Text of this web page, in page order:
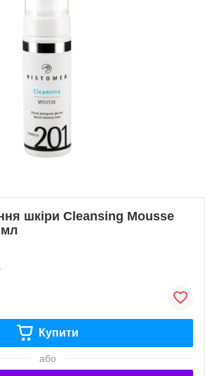
шкіри Cleansing Mousse
мл
Купити
або